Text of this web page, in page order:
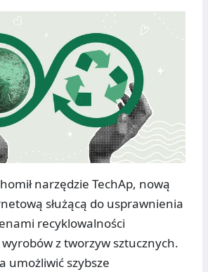
narzędzie TechAp, nową
służącą do usprawnienia
recyklowalności
z tworzyw sztucznych.
umożliwić szybsze